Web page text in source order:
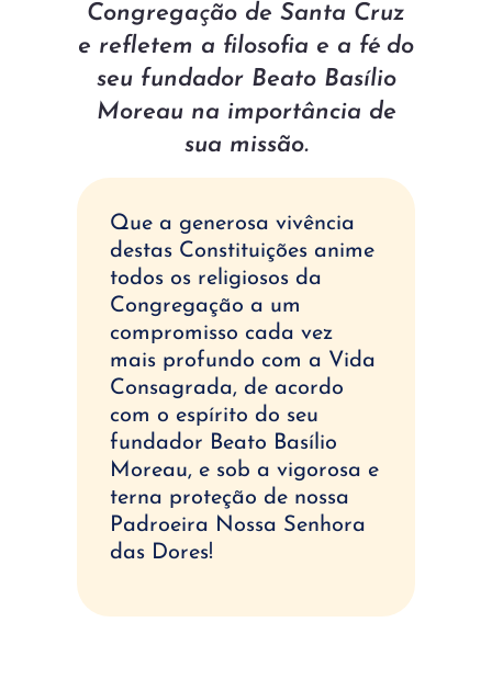
Congregação de Santa Cruz
e refletem a filosofia e a fé do
seu fundador Beato Basílio
Moreau na importância de
sua missão.​
Que a generosa vivência
destas Constituições anime
todos os religiosos da
Congregação a um
compromisso cada vez
mais profundo com a Vida
Consagrada, de acordo
com o espírito do seu
fundador Beato Basílio
Moreau, e sob a vigorosa e
terna proteção de nossa
Padroeira Nossa Senhora
das Dores!